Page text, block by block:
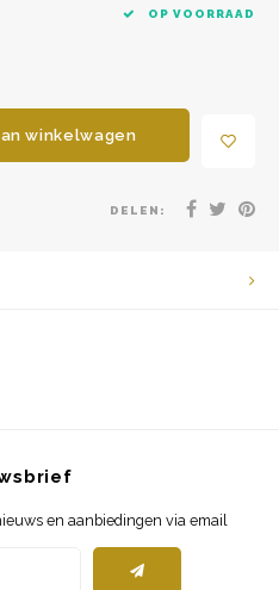
OP VOORRAAD
winkelwagen
DELEN:
en aanbiedingen via email